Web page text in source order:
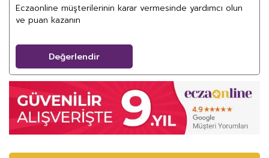
Eczaonline müşterilerinin karar vermesinde yardımcı olun
ve puan kazanın
Değerlendir